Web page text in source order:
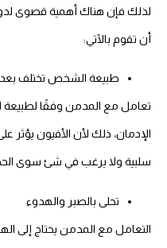
لذلك فإن هناك أهمية قصوى
أن تقوم بالآتي:
طبيعة الشخص تختلف بعد
تعامل مع المدمن وفقًا
الإدمان، ذلك لأن الأفيون يؤثر
سلبية ولا يرغب في شئ سوى
تحلى بالصبر والهدوء
التعامل مع المدمن يحتاج إلى